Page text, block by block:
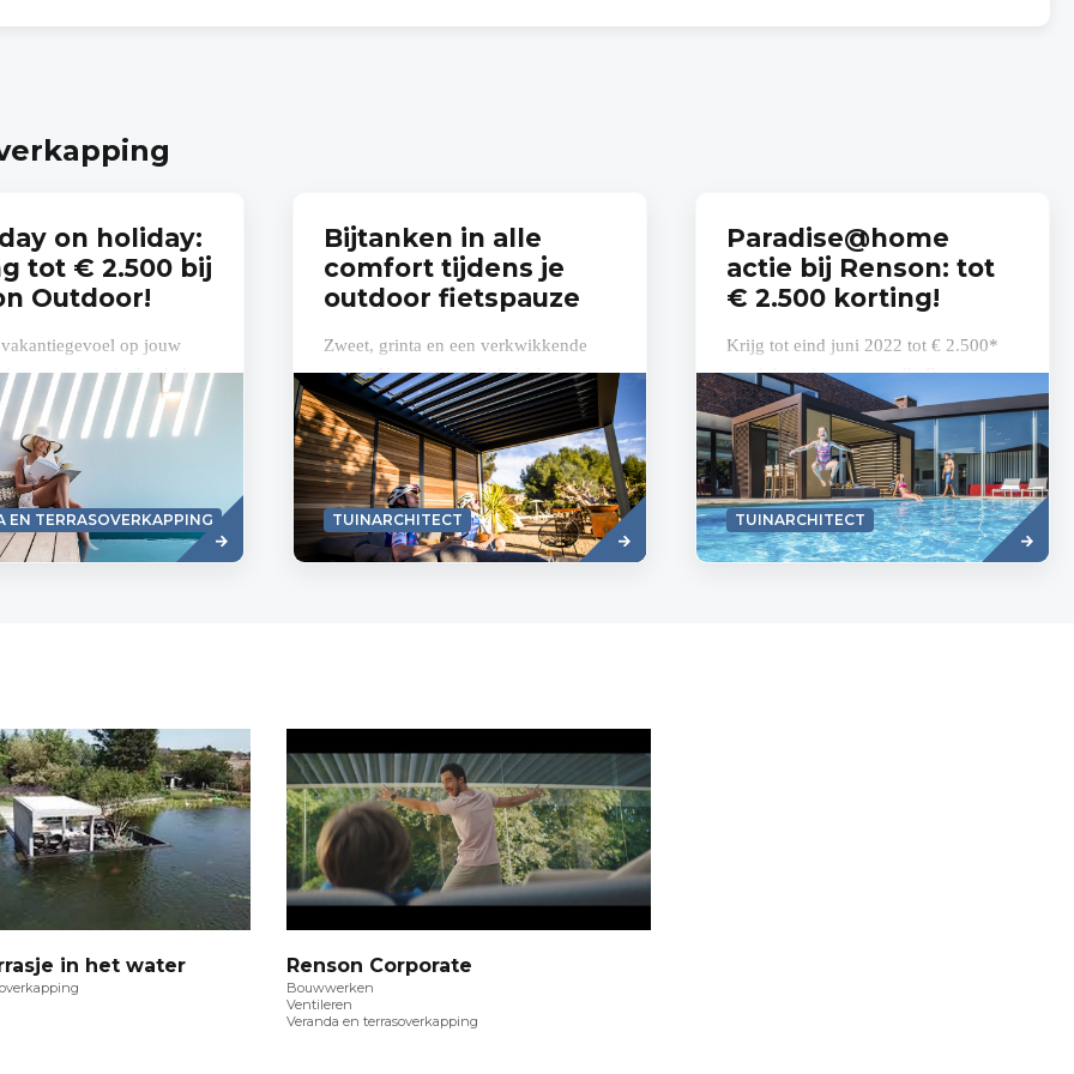
on holiday:
tot € 2.500 bij
Outdoor!
op jouw
jouw tuin, en dat het hele
Met een Renson
is het niet langer
EN TERRASOVERKAPPING
Read
more
Bijtanken in alle
comfort tijdens je
outdoor fietspauze
Zweet, grinta en een verkwikkende
pauze. Naast een vederlicht frame en
stevig opgepompte banden zijn het de
hoofdingrediënten van een
geslaagde...
TUINARCHITECT
Read
more
Paradise@home
actie bij Renson: tot
€ 2.500 korting!
Krijg tot eind juni 2022 tot € 2.500*
(excl. btw) korting op alle Renson
terrasoverkappingen. Alle info en
voorwaarden lees je hier: Paradise at
home...
TUINARCHITECT
Lees
meer
in het water Renson Corporate
Bouwwerken
Ventileren
Veranda en terrasoverkapping